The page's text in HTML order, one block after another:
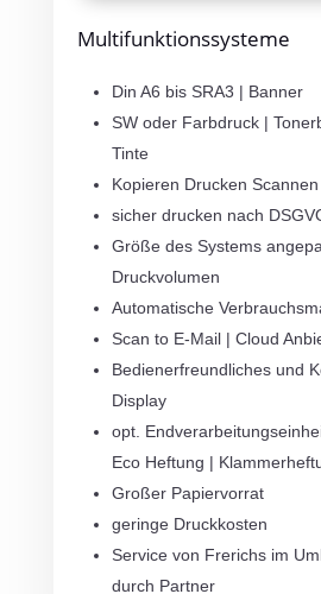
Multifunktionssysteme
Din A6 bis SRA3 | Banner
SW oder Farbdruck |
Tinte
Kopieren Drucken
sicher drucken nach
Größe des Systems
Druckvolumen
Automatische
Scan to E-Mail | Cloud
Bedienerfreundliches und
Display
opt.
Eco Heftung |
Großer Papiervorrat
geringe Druckkosten
Service von Frerichs im
durch Partner